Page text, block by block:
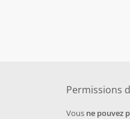
Permissions
Vous ne pouvez